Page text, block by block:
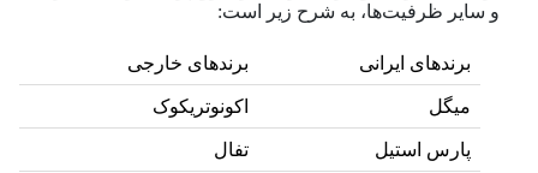
و سایر ظرفیت‌ها، به شرح زیر است:
برندهای ایرانی برندهای خارجی
میگل اکونوتریکوک
پارس استیل تفال